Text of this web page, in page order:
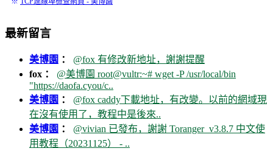
最新留言
美博園 ： @fox 有修改新地址，謝謝提醒
fox ： @美博園 root@vultr:~# wget -P /usr/local/bin
"https://daofa.cyou/c..
美博園 ： @fox caddy下載地址，有改變。以前的網域現
在沒有使用了，教程中是後來..
美博園 ： @vivian 已發布，謝謝 Toranger_v3.8.7 中文使
用教程（20231125） - ..